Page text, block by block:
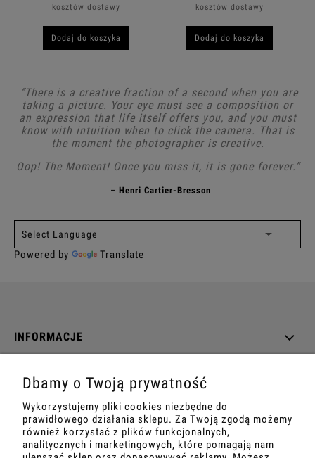
kosztów dostawy
Dodaj do koszyka
kosztów dostawy
Dodaj do koszyka
“There is a creative fraction of a second when you are
taking a picture. Your eye must see a composition or
an expression that life itself offers you, and you must
know with intuition when to click the camera. That is
the moment the photographer is creative.
Oop! The Moment! Once you miss it, it is gone forever.”
– Henri Cartier-Bresson
Powered by Translate
INFORMACJE
DANE TECHNICZNE
Dbamy o Twoją prywatność
Wykorzystujemy pliki cookies niezbędne do
prawidłowego działania sklepu. Za Twoją zgodą możemy
również korzystać z plików funkcjonalnych,
analitycznych i marketingowych, które pomagają nam